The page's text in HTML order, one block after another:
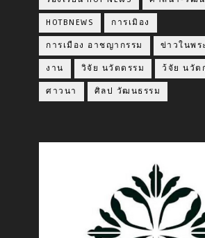
HOTBNEWS การเมิอง
การเมือง อาชญากรรม ข่าวในพร
งาน วิจัย นวัตดรรม ว้จัย นวัต
ศาวนา ศิลป วัฒนธรรม